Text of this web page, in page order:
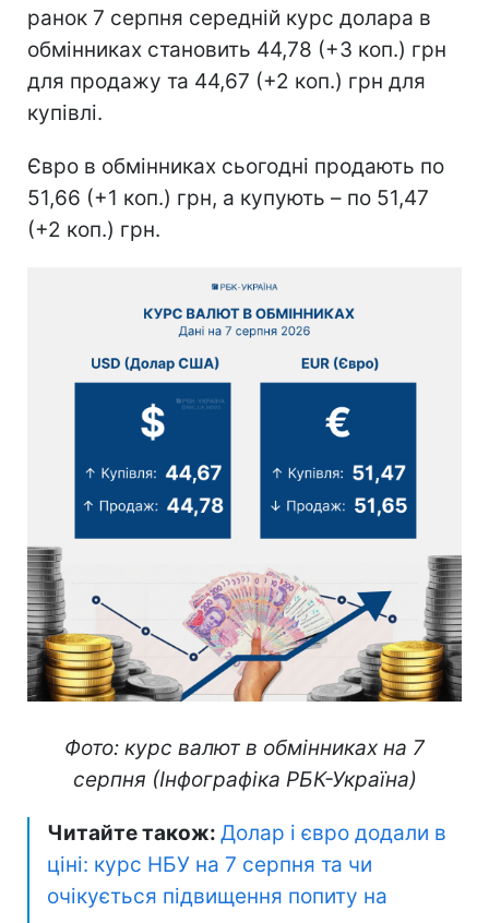
ранок 7 серпня середній курс долара в
обмінниках становить 44,78 (+3 коп.) грн
для продажу та 44,67 (+2 коп.) грн для
купівлі.
Євро в обмінниках сьогодні продають по
51,66 (+1 коп.) грн, а купують – по 51,47
(+2 коп.) грн.
Фото: курс валют в обмінниках на 7
серпня (Інфографіка РБК-Україна)
Читайте також: Долар і євро додали в
ціні: курс НБУ на 7 серпня та чи
очікується підвищення попиту на